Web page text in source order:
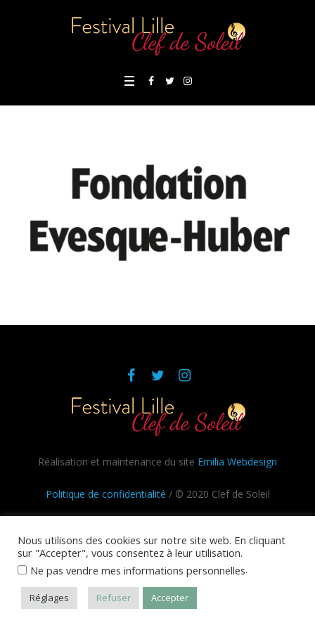
Réalisation et maintenance du site Emilia Webdesign
Politique de confidentialité / © 2020 Clef de Soleil
Nous utilisons des cookies sur notre site web. En cliquant
sur "Accepter", vous consentez à leur utilisation.
Ne pas vendre mes informations personnelles.
Réglages Refuser Accepter